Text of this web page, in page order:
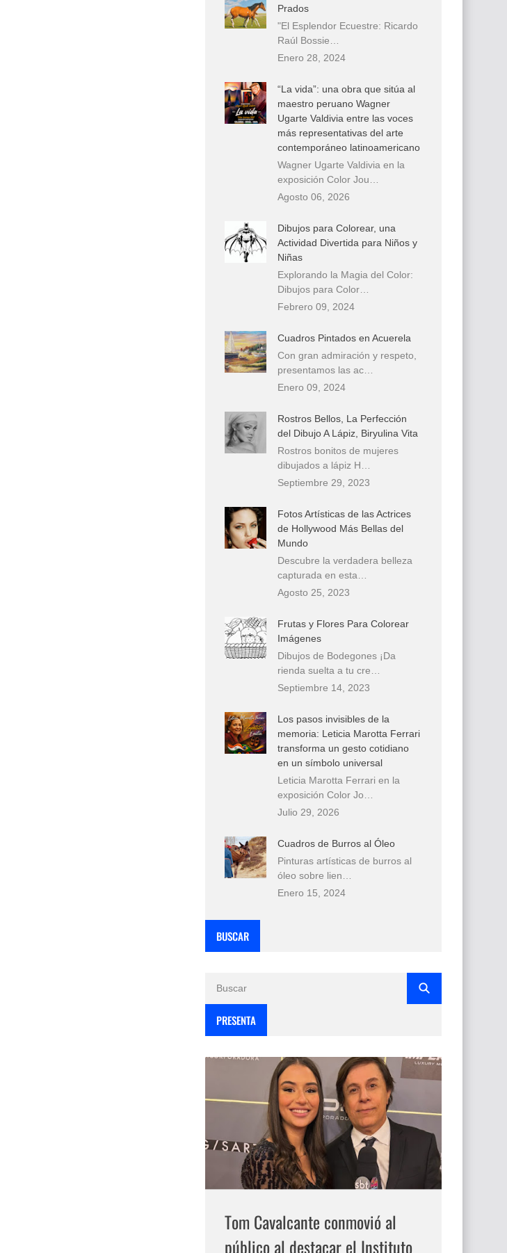
Prados
"El Esplendor Ecuestre: Ricardo
Raúl Bossie…
Enero 28, 2024
“La vida”: una obra que sitúa al
maestro peruano Wagner
Ugarte Valdivia entre las voces
más representativas del arte
contemporáneo latinoamericano
Wagner Ugarte Valdivia en la
exposición Color Jou…
Agosto 06, 2026
Dibujos para Colorear, una
Actividad Divertida para Niños y
Niñas
Explorando la Magia del Color:
Dibujos para Color…
Febrero 09, 2024
Cuadros Pintados en Acuerela
Con gran admiración y respeto,
presentamos las ac…
Enero 09, 2024
Rostros Bellos, La Perfección
del Dibujo A Lápiz, Biryulina Vita
Rostros bonitos de mujeres
dibujados a lápiz H…
Septiembre 29, 2023
Fotos Artísticas de las Actrices
de Hollywood Más Bellas del
Mundo
Descubre la verdadera belleza
capturada en esta…
Agosto 25, 2023
Frutas y Flores Para Colorear
Imágenes
Dibujos de Bodegones ¡Da
rienda suelta a tu cre…
Septiembre 14, 2023
Los pasos invisibles de la
memoria: Leticia Marotta Ferrari
transforma un gesto cotidiano
en un símbolo universal
Leticia Marotta Ferrari en la
exposición Color Jo…
Julio 29, 2026
Cuadros de Burros al Óleo
Pinturas artísticas de burros al
óleo sobre lien…
Enero 15, 2024
BUSCAR
PRESENTA
Tom Cavalcante conmovió al
público al destacar el Instituto